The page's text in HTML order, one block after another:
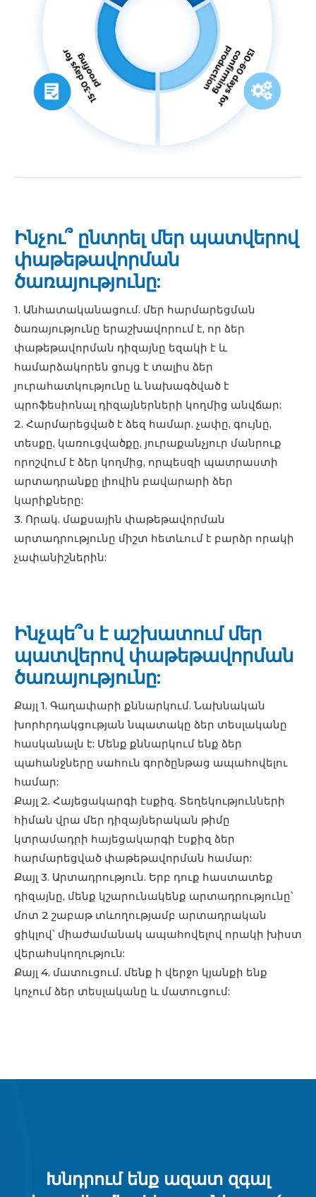
Ինչու՞ ընտրել մեր պատվերով
փաթեթավորման
ծառայությունը:
1. Անհատականացում. մեր հարմարեցման
ծառայությունը երաշխավորում է, որ ձեր
փաթեթավորման դիզայնը եզակի է և
համարձակորեն ցույց է տալիս ձեր
յուրահատկությունը և նախագծված է
պրոֆեսիոնալ դիզայներների կողմից անվճար:
2. Հարմարեցված է ձեզ համար. չափը, գույնը,
տեսքը, կառուցվածքը, յուրաքանչյուր մանրուք
որոշվում է ձեր կողմից, որպեսզի պատրաստի
արտադրանքը լիովին բավարարի ձեր
կարիքները:
3. Որակ. մաքսային փաթեթավորման
արտադրությունը միշտ հետևում է բարձր որակի
չափանիշներին:
Ինչպե՞ս է աշխատում մեր
պատվերով փաթեթավորման
ծառայությունը:
Քայլ 1. Գաղափարի քննարկում. Նախնական
խորհրդակցության նպատակը ձեր տեսլականը
հասկանալն է: Մենք քննարկում ենք ձեր
պահանջները սահուն գործընթաց ապահովելու
համար:
Քայլ 2. Հայեցակարգի էսքիզ. Տեղեկությունների
հիման վրա մեր դիզայներական թիմը
կտրամադրի հայեցակարգի էսքիզ ձեր
հարմարեցված փաթեթավորման համար:
Քայլ 3. Արտադրություն. Երբ դուք հաստատեք
դիզայնը, մենք կշարունակենք արտադրությունը՝
մոտ 2 շաբաթ տևողությամբ արտադրական
ցիկլով՝ միաժամանակ ապահովելով որակի խիստ
վերահսկողություն:
Քայլ 4. մատուցում. մենք ի վերջո կյանքի ենք
կոչում ձեր տեսլականը և մատուցում:
Խնդրում ենք ազատ զգալ